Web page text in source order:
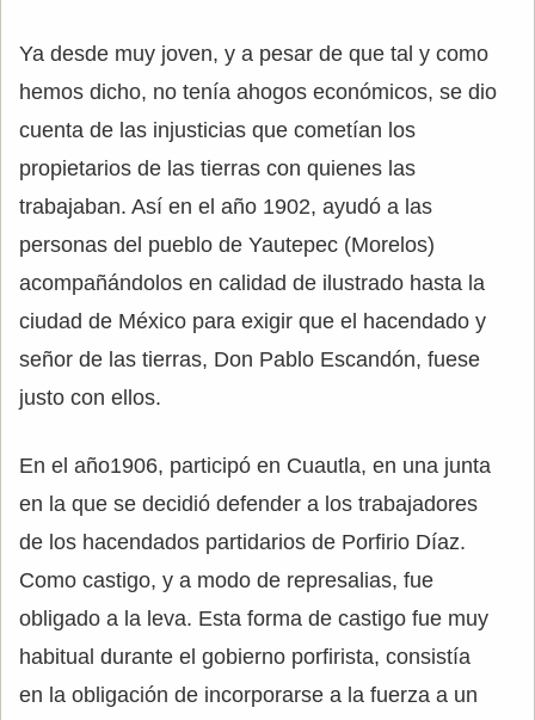
Ya desde muy joven, y a pesar de que tal y como
hemos dicho, no tenía ahogos económicos, se dio
cuenta de las injusticias que cometían los
propietarios de las tierras con quienes las
trabajaban. Así en el año 1902, ayudó a las
personas del pueblo de Yautepec (Morelos)
acompañándolos en calidad de ilustrado hasta la
ciudad de México para exigir que el hacendado y
señor de las tierras, Don Pablo Escandón, fuese
justo con ellos.
En el año1906, participó en Cuautla, en una junta
en la que se decidió defender a los trabajadores
de los hacendados partidarios de Porfirio Díaz.
Como castigo, y a modo de represalias, fue
obligado a la leva. Esta forma de castigo fue muy
habitual durante el gobierno porfirista, consistía
en la obligación de incorporarse a la fuerza a un